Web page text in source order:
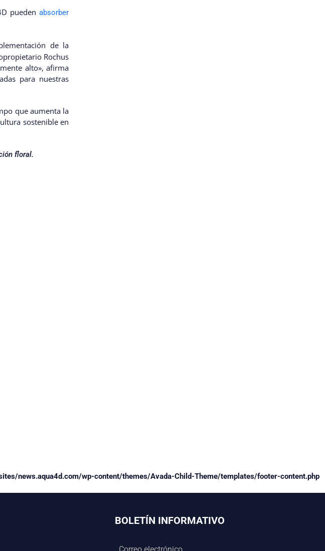
puedenabsorber
de la
Rochus
alto», afirma
para nuestras
que aumenta la
sostenible en
floral.
news.aqua4d.com/wp-content/themes/Avada-Child-Theme/templates/footer-content.php
BOLETÍN INFORMATIVO